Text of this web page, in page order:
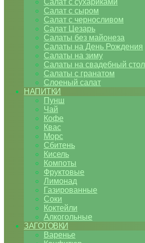
Салат с сухариками
Салат с сыром
Салат с черносливом
Салат Цезарь
Салаты без майонеза
Салаты на День Рождения
Салаты на зиму
Салаты на свадебный стол
Салаты с гранатом
Слоеный салат
НАПИТКИ
Пунш
Чай
Кофе
Квас
Морс
Сбитень
Кисель
Компоты
Фруктовые
Лимонад
Газированные
Соки
Коктейли
Алкогольные
ЗАГОТОВКИ
Варенье